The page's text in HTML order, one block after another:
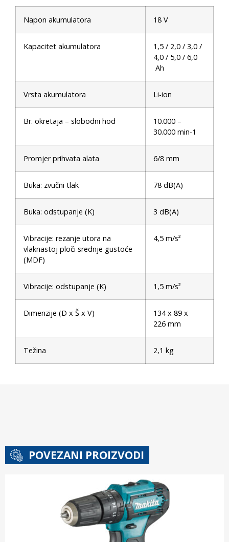
Napon akumulatora 18 V
Kapacitet akumulatora
1,5 / 2,0 / 3,0 /
4,0 / 5,0 / 6,0
Ah
Vrsta akumulatora Li-ion
Br. okretaja – slobodni hod
10.000 –
30.000 min-1
Promjer prihvata alata 6/8 mm
Buka: zvučni tlak 78 dB(A)
Buka: odstupanje (K) 3 dB(A)
Vibracije: rezanje utora na
vlaknastoj ploči srednje gustoće
(MDF)
4,5 m/s²
Vibracije: odstupanje (K) 1,5 m/s²
Dimenzije (D x Š x V)
134 x 89 x
226 mm
Težina 2,1 kg
POVEZANI PROIZVODI